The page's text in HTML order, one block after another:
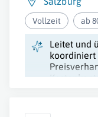
Vollzeit ab
Leitet und
koordiniert